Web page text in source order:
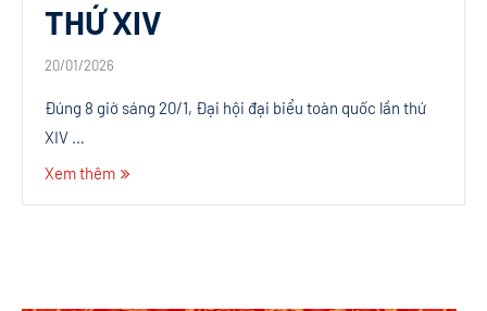
THỨ XIV
20/01/2026
Đúng 8 giờ sáng 20/1, Đại hội đại biểu toàn quốc lần thứ
XIV …
Xem thêm